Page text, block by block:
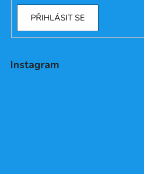
PŘIHLÁSIT SE
Instagram